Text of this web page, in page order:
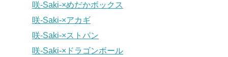
咲-Saki-×めだかボックス
咲-Saki-×アカギ
咲-Saki-×ストパン
咲-Saki-×ドラゴンボール